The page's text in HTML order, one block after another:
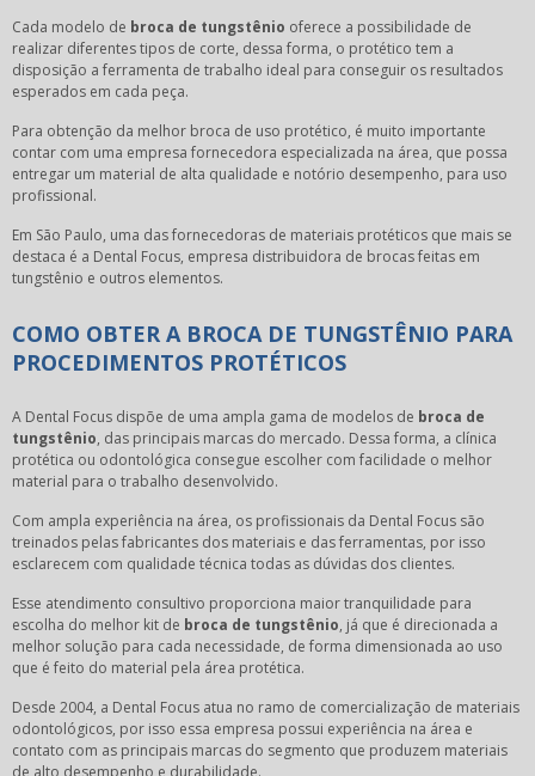
Cada modelo de broca de tungstênio oferece a possibilidade de
realizar diferentes tipos de corte, dessa forma, o protético tem a
disposição a ferramenta de trabalho ideal para conseguir os resultados
esperados em cada peça.
Para obtenção da melhor broca de uso protético, é muito importante
contar com uma empresa fornecedora especializada na área, que possa
entregar um material de alta qualidade e notório desempenho, para uso
profissional.
Em São Paulo, uma das fornecedoras de materiais protéticos que mais se
destaca é a Dental Focus, empresa distribuidora de brocas feitas em
tungstênio e outros elementos.
COMO OBTER A BROCA DE TUNGSTÊNIO PARA
PROCEDIMENTOS PROTÉTICOS
A Dental Focus dispõe de uma ampla gama de modelos de broca de
tungstênio, das principais marcas do mercado. Dessa forma, a clínica
protética ou odontológica consegue escolher com facilidade o melhor
material para o trabalho desenvolvido.
Com ampla experiência na área, os profissionais da Dental Focus são
treinados pelas fabricantes dos materiais e das ferramentas, por isso
esclarecem com qualidade técnica todas as dúvidas dos clientes.
Esse atendimento consultivo proporciona maior tranquilidade para
escolha do melhor kit de broca de tungstênio, já que é direcionada a
melhor solução para cada necessidade, de forma dimensionada ao uso
que é feito do material pela área protética.
Desde 2004, a Dental Focus atua no ramo de comercialização de materiais
odontológicos, por isso essa empresa possui experiência na área e
contato com as principais marcas do segmento que produzem materiais